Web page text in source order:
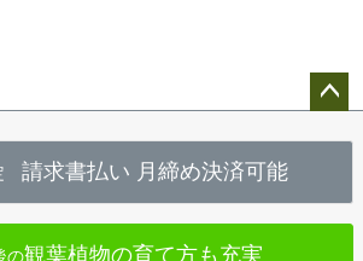
へ
請求書払い 月締め決済可能
の観葉植物の育て方も充実